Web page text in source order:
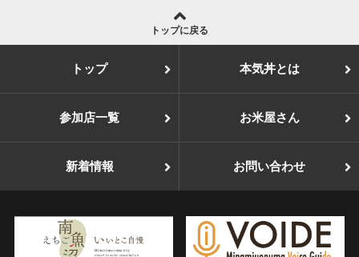
トップに戻る
トップ 本気丼とは
参加店一覧 お米屋さん
新着情報 お問い合わせ